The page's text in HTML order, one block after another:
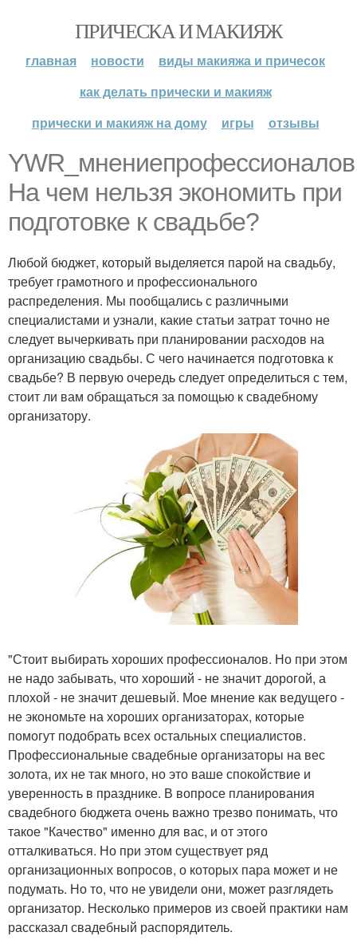
ПРИЧЕСКА И МАКИЯЖ
главная новости
виды макияжа и причесок
как делать прически и макияж
прически и макияж на дому
игры отзывы
На чем нельзя экономить при
подготовке к свадьбе?
Любой бюджет, который выделяется парой на свадьбу,
требует грамотного и профессионального
распределения. Мы пообщались с различными
специалистами и узнали, какие статьи затрат точно не
следует вычеркивать при планировании расходов на
организацию свадьбы. С чего начинается подготовка к
свадьбе? В первую очередь следует определиться с тем,
стоит ли вам обращаться за помощью к свадебному
организатору.
"Стоит выбирать хороших профессионалов. Но при этом
не надо забывать, что хороший - не значит дорогой, а
плохой - не значит дешевый. Мое мнение как ведущего -
не экономьте на хороших организаторах, которые
помогут подобрать всех остальных специалистов.
Профессиональные свадебные организаторы на вес
золота, их не так много, но это ваше спокойствие и
уверенность в празднике. В вопросе планирования
свадебного бюджета очень важно трезво понимать, что
такое "Качество" именно для вас, и от этого
отталкиваться. Но при этом существует ряд
организационных вопросов, о которых пара может и не
подумать. Но то, что не увидели они, может разглядеть
организатор. Несколько примеров из своей практики нам
рассказал свадебный распорядитель.